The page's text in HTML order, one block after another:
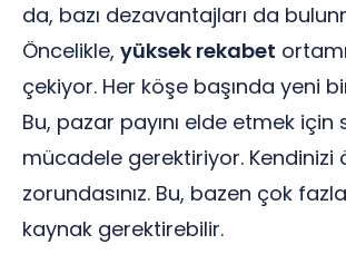
da, bazı dezavantajları da
Öncelikle, yüksek rekabet
çekiyor. Her köşe başında yeni
Bu, pazar payını elde etmek için
mücadele gerektiriyor. Kendinizi
zorundasınız. Bu, bazen çok
kaynak gerektirebilir.